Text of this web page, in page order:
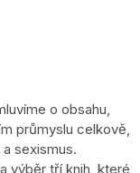
o obsahu,
průmyslu celkově,
sexismus.
výběr tří knih, které